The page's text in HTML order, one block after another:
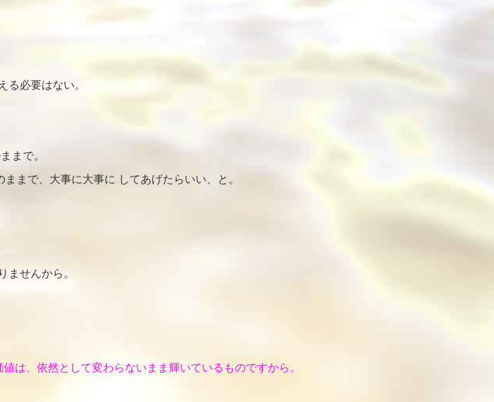
る必要はない。
まで。
まで、大事に大事に してあげたらいい、と。
ませんから。
値は、依然として変わらないまま輝いているものですから。